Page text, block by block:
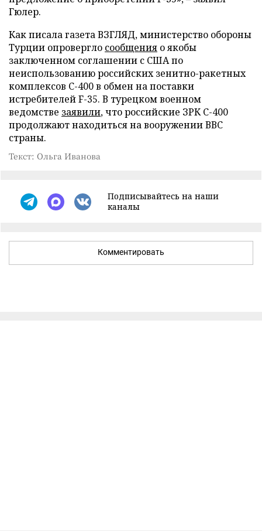
Гюлер.
Как писала газета ВЗГЛЯД, министерство обороны
Турции опровергло сообщения о якобы
заключенном соглашении с США по
неиспользованию российских зенитно-ракетных
комплексов С-400 в обмен на поставки
истребителей F-35. В турецком военном
ведомстве заявили, что российские ЗРК С-400
продолжают находиться на вооружении ВВС
страны.
Текст: Ольга Иванова
Подписывайтесь на наши
каналы
Комментировать